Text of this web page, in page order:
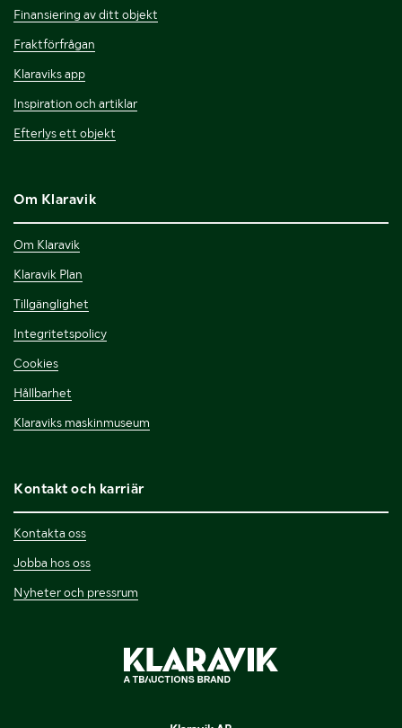
Finansiering av ditt objekt
Fraktförfrågan
Klaraviks app
Inspiration och artiklar
Efterlys ett objekt
Om Klaravik
Om Klaravik
Klaravik Plan
Tillgänglighet
Integritetspolicy
Cookies
Hållbarhet
Klaraviks maskinmuseum
Kontakt och karriär
Kontakta oss
Jobba hos oss
Nyheter och pressrum